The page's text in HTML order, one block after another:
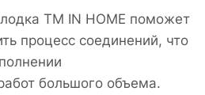
ТМ IN HOME поможет
процесс соединений, что
большого объема.